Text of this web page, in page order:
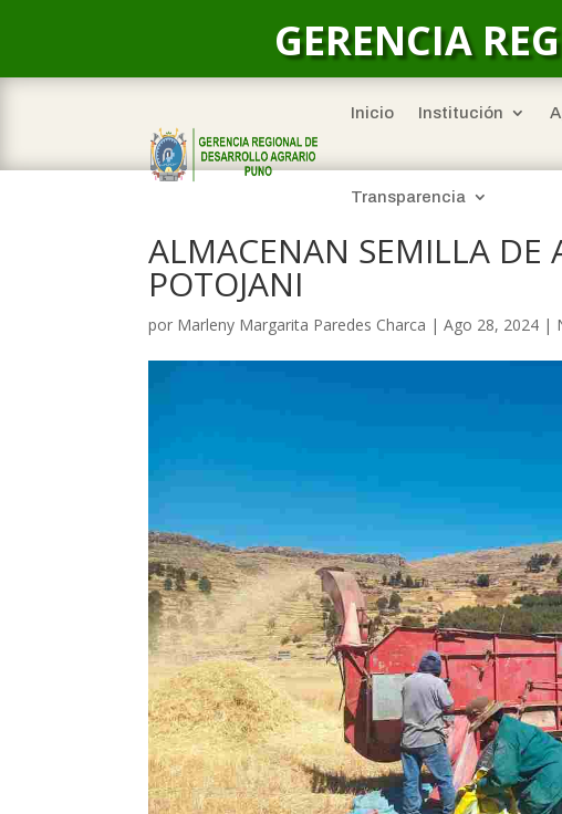
GERENCIA
Inicio Institución
Transparencia
ALMACENAN SEMILLA DE
POTOJANI
por Marleny Margarita Paredes Charca |Ago 28, 2024 |